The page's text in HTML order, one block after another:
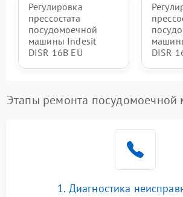
Регулировка
прессостата
посудомоечной
машины Indesit
DISR 16B EU
DISR
Этапы ремонта
1. Диагностика